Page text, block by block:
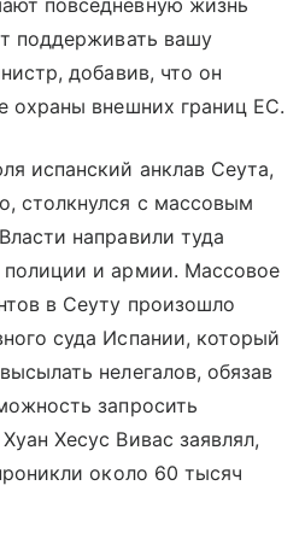
поддерживать вашу
добавив, что он
охраны внешних границ ЕС.
испанский анклав Сеута,
столкнулся с массовым
направили туда
и армии. Массовое
в Сеуту произошло
суда Испании, который
нелегалов, обязав
запросить
Хесус Вивас заявлял,
около 60 тысяч